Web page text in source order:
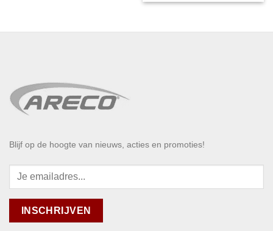
Blijf op de hoogte van nieuws, acties en promoties!